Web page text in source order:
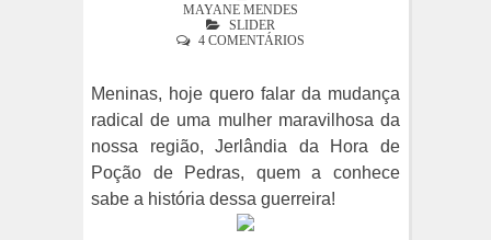
MAYANE MENDES
SLIDER
4 COMENTÁRIOS
Meninas, hoje quero falar da mudança
radical de uma mulher maravilhosa da
nossa região, Jerlândia da Hora de
Poção de Pedras, quem a conhece
sabe a história dessa guerreira!